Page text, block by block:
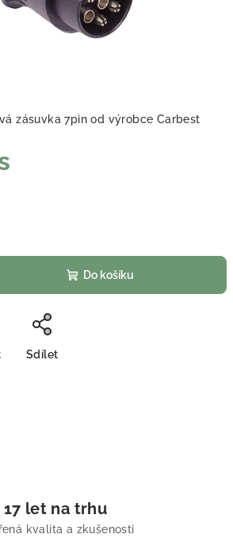
zásuvka 7pin od výrobce Carbest
Do košíku
Sdílet
17 let na trhu
kvalita a zkušenosti